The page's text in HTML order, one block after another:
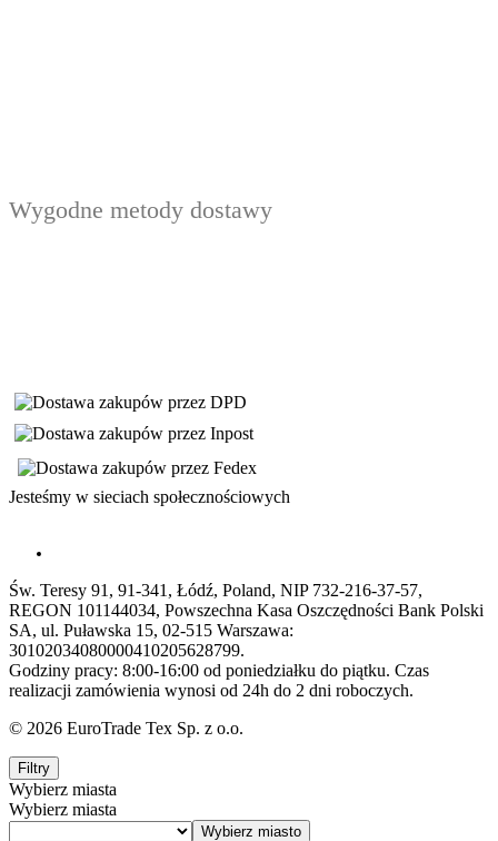
Wygodne metody dostawy
Jesteśmy w sieciach społecznościowych
Św. Teresy 91, 91-341, Łódź, Poland, NIP 732-216-37-57,
REGON 101144034, Powszechna Kasa Oszczędności Bank Polski
SA, ul. Puławska 15, 02-515 Warszawa:
30102034080000410205628799.
Godziny pracy: 8:00-16:00 od poniedziałku do piątku. Czas
realizacji zamówienia wynosi od 24h do 2 dni roboczych.
© 2026 EuroTrade Tex Sp. z o.o.
Filtry
Wybierz miasta
Wybierz miasta